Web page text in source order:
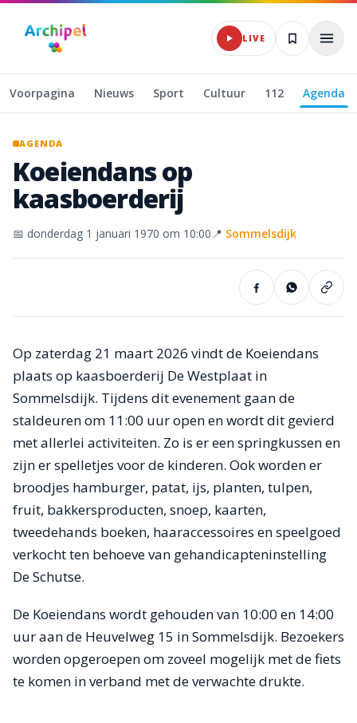
Naar hoofdinhoud
LIVE
Voorpagina Nieuws Sport Cultuur 112 Agenda
AGENDA
Koeiendansop
kaasboerderij
📅 donderdag 1 januari 1970 om 10:00📍 Sommelsdijk
Op zaterdag 21 maart 2026 vindt de Koeiendans
plaats op kaasboerderij De Westplaat in
Sommelsdijk. Tijdens dit evenement gaan de
staldeuren om 11:00 uur open en wordt dit gevierd
met allerlei activiteiten. Zo is er een springkussen en
zijn er spelletjes voor de kinderen. Ook worden er
broodjes hamburger, patat, ijs, planten, tulpen,
fruit, bakkersproducten, snoep, kaarten,
tweedehands boeken, haaraccessoires en speelgoed
verkocht ten behoeve van gehandicapteninstelling
De Schutse.
De Koeiendans wordt gehouden van 10:00 en 14:00
uur aan de Heuvelweg 15 in Sommelsdijk. Bezoekers
worden opgeroepen om zoveel mogelijk met de fiets
te komen in verband met de verwachte drukte.